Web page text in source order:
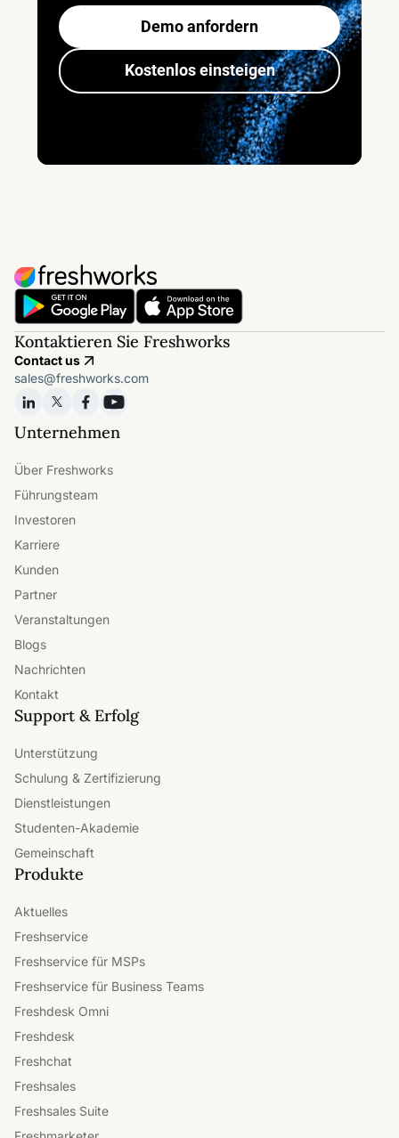
Demo anfordern
Kostenlos einsteigen
Kontaktieren Sie Freshworks
Contact us
sales@freshworks.com
Unternehmen
Über Freshworks
Führungsteam
Investoren
Karriere
Kunden
Partner
Veranstaltungen
Blogs
Nachrichten
Kontakt
Support & Erfolg
Unterstützung
Schulung & Zertifizierung
Dienstleistungen
Studenten-Akademie
Gemeinschaft
Produkte
Aktuelles
Freshservice
Freshservice für MSPs
Freshservice für Business Teams
Freshdesk Omni
Freshdesk
Freshchat
Freshsales
Freshsales Suite